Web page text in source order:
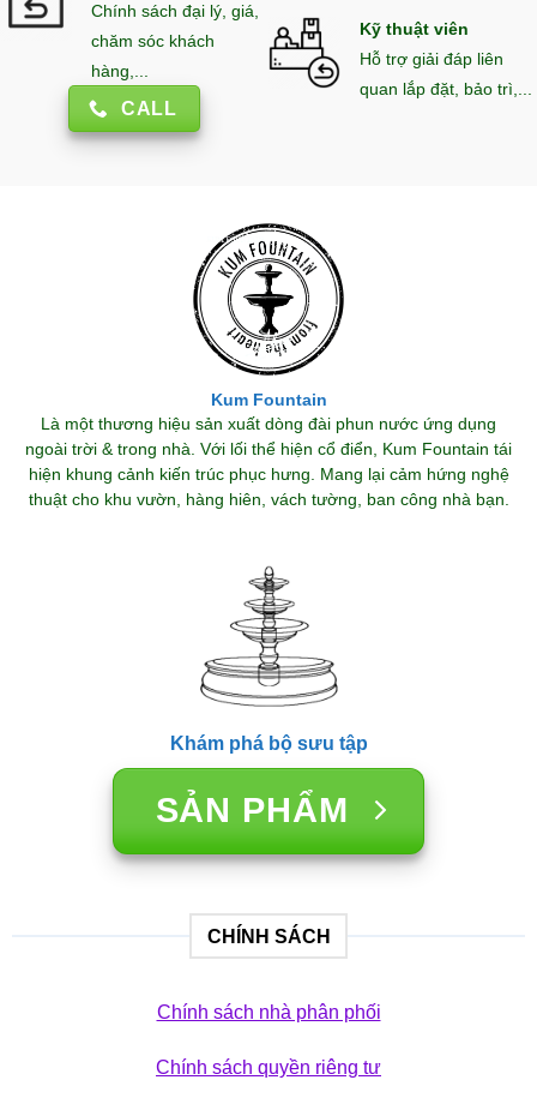
Chính sách đại lý, giá,
chăm sóc khách
hàng,...
CALL
Kỹ thuật viên
Hỗ trợ giải đáp liên
quan lắp đặt, bảo trì,...
Kum Fountain
Là một thương hiệu sản xuất dòng đài phun nước ứng dụng
ngoài trời & trong nhà. Với lối thể hiện cổ điển, Kum Fountain tái
hiện khung cảnh kiến trúc phục hưng. Mang lại cảm hứng nghệ
thuật cho khu vườn, hàng hiên, vách tường, ban công nhà bạn.
Khám phá bộ sưu tập
SẢN PHẨM
CHÍNH SÁCH
Chính sách nhà phân phối
Chính sách quyền riêng tư